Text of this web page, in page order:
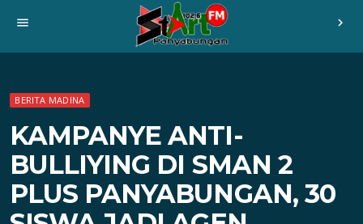
menu chevron_right
BERITA MADINA
KAMPANYE ANTI-
BULLIYING DI SMAN 2
PLUS PANYABUNGAN, 30